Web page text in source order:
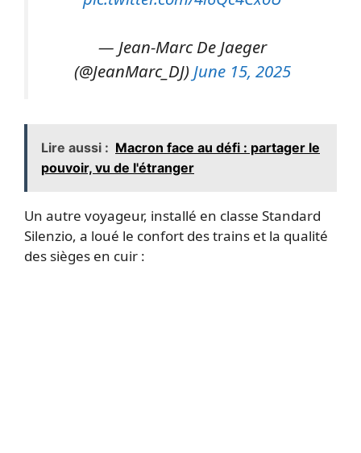
— Jean-Marc De Jaeger
(@JeanMarc_DJ) June 15, 2025
Lire aussi : Macron face au défi : partager le
pouvoir, vu de l'étranger
Un autre voyageur, installé en classe Standard
Silenzio, a loué le confort des trains et la qualité
des sièges en cuir :